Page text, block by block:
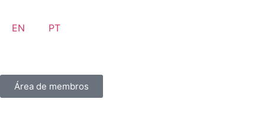
EN PT
Área de membros